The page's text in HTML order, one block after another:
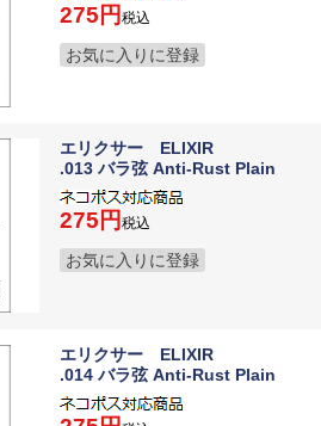
275 税込
お気に入りに登録
エリクサー ELIXIR
.013 バラ弦 Anti-Rust Plain
275 税込
お気に入りに登録
エリクサー ELIXIR
.014 バラ弦 Anti-Rust Plain